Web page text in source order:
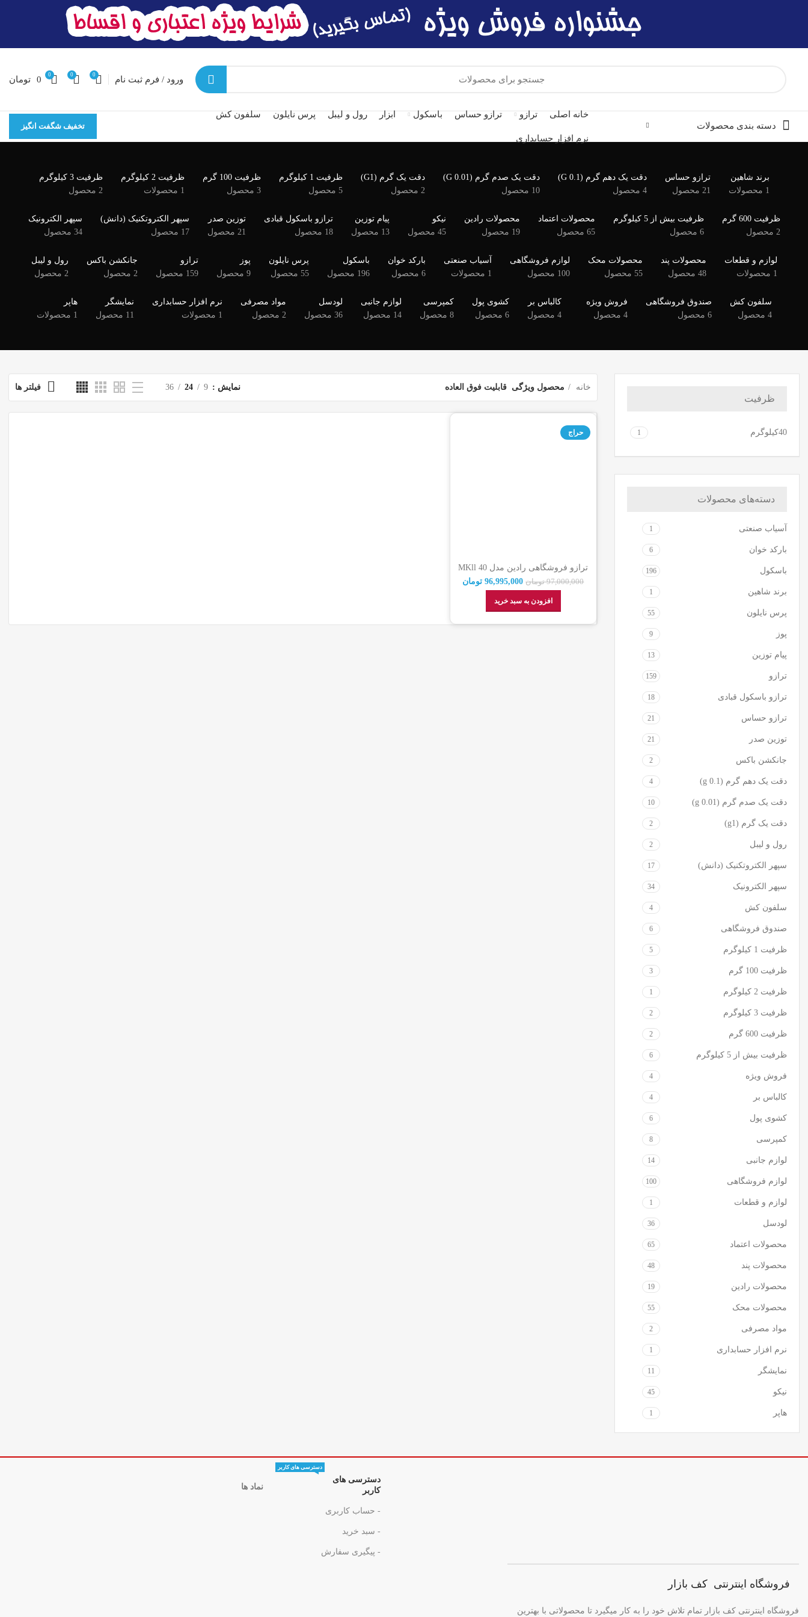
ورود / فرم ثبت نام 0
0
0
0 تومان
دسته بندی محصولات
خانه اصلی ترازو ترازو حساس باسکول ابزار رول و لیبل پرس نایلون سلفون کش
نرم افزار حسابداری
تخفیف شگفت انگیز
برند شاهین
1 محصولات
ترازو حساس
21 محصول
دقت یک دهم گرم (G 0.1)
4 محصول
دقت یک صدم گرم (G 0.01)
10 محصول
دقت یک گرم (G1)
2 محصول
ظرفیت 1 کیلوگرم
5 محصول
ظرفیت 100 گرم
3 محصول
ظرفیت 2 کیلوگرم
1 محصولات
ظرفیت 3 کیلوگرم
2 محصول
ظرفیت 600 گرم
2 محصول
ظرفیت بیش از 5 کیلوگرم
6 محصول
محصولات اعتماد
65 محصول
محصولات رادین
19 محصول
نیکو
45 محصول
پیام توزین
13 محصول
ترازو باسکول قبادی
18 محصول
توزین صدر
21 محصول
سپهر الکتروتکنیک (دانش)
17 محصول
سپهر الکترونیک
34 محصول
لوازم و قطعات
1 محصولات
محصولات پند
48 محصول
محصولات محک
55 محصول
لوازم فروشگاهی
100 محصول
آسیاب صنعتی
1 محصولات
بارکد خوان
6 محصول
باسکول
196 محصول
پرس نایلون
55 محصول
پوز
9 محصول
ترازو
159 محصول
جانکشن باکس
2 محصول
رول و لیبل
2 محصول
سلفون کش
4 محصول
صندوق فروشگاهی
6 محصول
فروش ویژه
4 محصول
کالباس بر
4 محصول
کشوی پول
6 محصول
کمپرسی
8 محصول
لوازم جانبی
14 محصول
لودسل
36 محصول
مواد مصرفی
2 محصول
نرم افزار حسابداری
1 محصولات
نمایشگر
11 محصول
هاپر
1 محصولات
ظرفیت
40کیلوگرم 1
دسته‌های محصولات
آسیاب صنعتی 1
بارکد خوان 6
باسکول 196
برند شاهین 1
پرس نایلون 55
پوز 9
پیام توزین 13
ترازو 159
ترازو باسکول قبادی 18
ترازو حساس 21
توزین صدر 21
جانکشن باکس 2
دقت یک دهم گرم (g 0.1) 4
دقت یک صدم گرم (g 0.01) 10
دقت یک گرم (g1) 2
رول و لیبل 2
سپهر الکتروتکنیک (دانش) 17
سپهر الکترونیک 34
سلفون کش 4
صندوق فروشگاهی 6
ظرفیت 1 کیلوگرم 5
ظرفیت 100 گرم 3
ظرفیت 2 کیلوگرم 1
ظرفیت 3 کیلوگرم 2
ظرفیت 600 گرم 2
ظرفیت بیش از 5 کیلوگرم 6
فروش ویژه 4
کالباس بر 4
کشوی پول 6
کمپرسی 8
لوازم جانبی 14
لوازم فروشگاهی 100
لوازم و قطعات 1
لودسل 36
محصولات اعتماد 65
محصولات پند 48
محصولات رادین 19
محصولات محک 55
مواد مصرفی 2
نرم افزار حسابداری 1
نمایشگر 11
نیکو 45
هاپر 1
خانه محصول ویژگی قابلیت فوق العاده نمایش 9
24
36 فیلتر ها
حراج
ترازو فروشگاهی رادین مدل MKll 40
kg Basic بدون ستون (گارانتی اصالت
کالا)
97,000,000 تومان 96,995,000 تومان
افزودن به سبد خرید
فروشگاه اینترنتی کف بازار
فروشگاه اینترنتی کف بازار تمام تلاش خود را به کار میگیرد تا محصولاتی با بهترین
دسترسی های
کاربر
دسترسی های کاربر
- حساب کاربری
- سبد خرید
- پیگیری سفارش
نماد ها